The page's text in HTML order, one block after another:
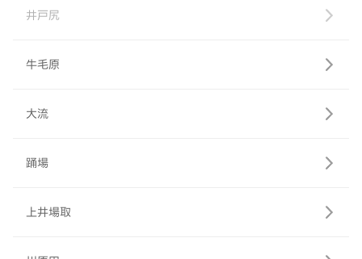
井戸尻
牛毛原
大流
踊場
上井場取